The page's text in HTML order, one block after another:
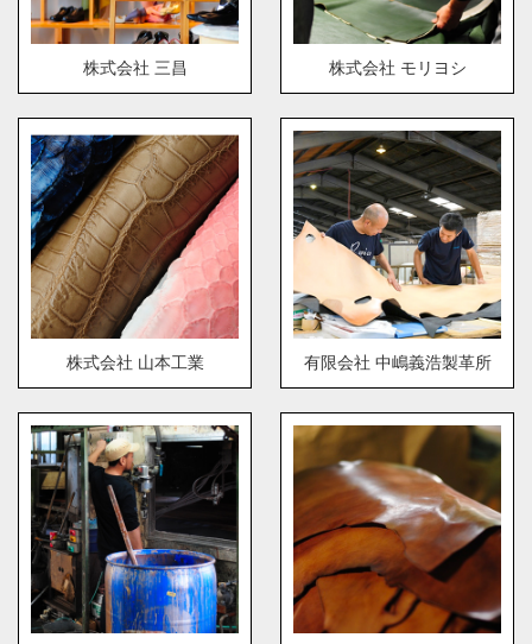
株式会社 三昌 株式会社 モリヨシ
株式会社 山本工業 有限会社 中嶋義浩製革所